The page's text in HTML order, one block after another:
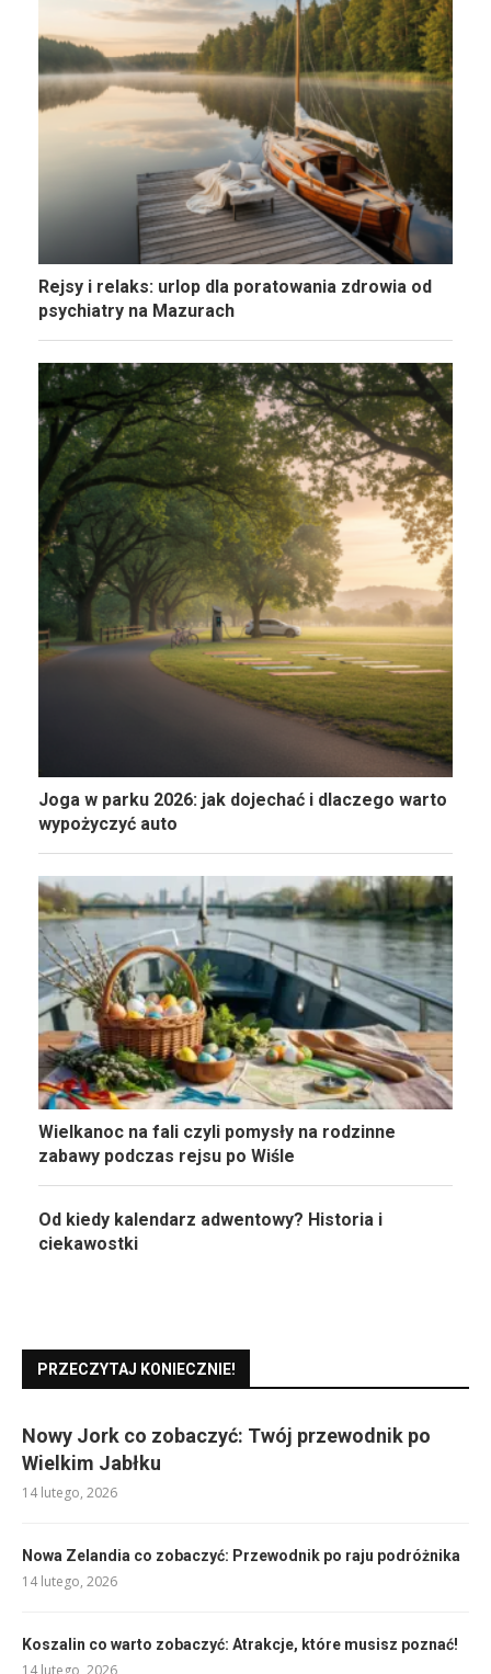
Rejsy i relaks: urlop dla poratowania zdrowia od
psychiatry na Mazurach
Joga w parku 2026: jak dojechać i dlaczego warto
wypożyczyć auto
Wielkanoc na fali czyli pomysły na rodzinne
zabawy podczas rejsu po Wiśle
Od kiedy kalendarz adwentowy? Historia i
ciekawostki
PRZECZYTAJ KONIECZNIE!
Nowy Jork co zobaczyć: Twój przewodnik po
Wielkim Jabłku
14 lutego, 2026
Nowa Zelandia co zobaczyć: Przewodnik po raju podróżnika
14 lutego, 2026
Koszalin co warto zobaczyć: Atrakcje, które musisz poznać!
14 lutego, 2026